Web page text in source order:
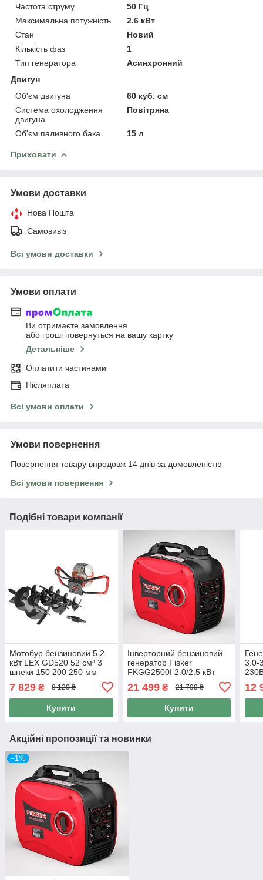
Частота струму
50 Гц
Максимальна потужність
2.6 кВт
Стан
Новий
Кількість фаз
1
Тип генератора
Асинхронний
Двигун
Об'єм двигуна
60 куб. см
Система охолодження
двигуна
Повітряна
Об'єм паливного бака 15 л
Приховати
Умови доставки
Нова Пошта
Самовивіз
Всі умови доставки
Умови оплати
Ви отримаєте замовлення
або гроші повернуться на вашу картку
Детальніше
Оплатити частинами
Післяплата
Всі умови оплати
Умови повернення
Повернення товару впродовж 14 днів за домовленістю
Всі умови повернення
Подібні товари компанії
Мотобур бензиновий 5.2
кВт LEX GD520 52 см³ 3
шнеки 150 200 250 мм
7 829 ₴ 8 129 ₴
Купити
Інверторний бензиновий
генератор Fisker
FKGG2500I 2.0/2.5 кВт
тихий бензогенератор для
дому
21 499₴ 21 799 ₴
Купити
3.0-
12
Акційні пропозиції та новинки
–1%